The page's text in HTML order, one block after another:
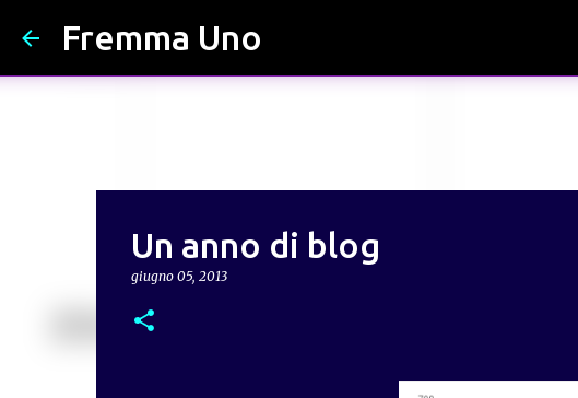
Fremma Uno
Un anno di blog
giugno 05, 2013